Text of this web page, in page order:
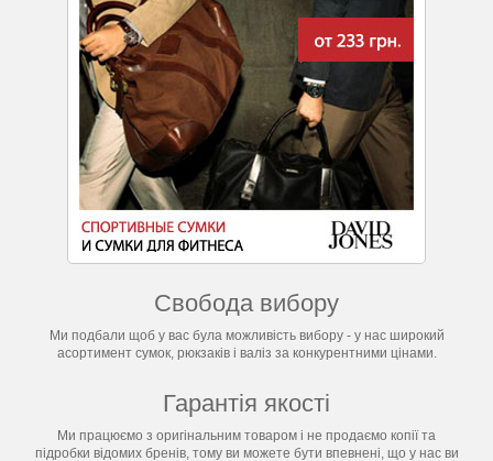
Свобода вибору
Ми подбали щоб у вас була можливість вибору - у нас широкий
асортимент сумок, рюкзаків і валіз за конкурентними цінами.
Гарантія якості
Ми працюємо з оригінальним товаром і не продаємо копії та
підробки відомих бренів, тому ви можете бути впевнені, що у нас ви